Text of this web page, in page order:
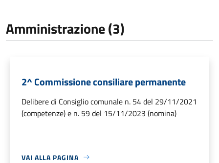
Amministrazione (3)
2^ Commissione consiliare permanente
Delibere di Consiglio comunale n. 54 del 29/11/2021
(competenze) e n. 59 del 15/11/2023 (nomina)
VAI ALLA PAGINA